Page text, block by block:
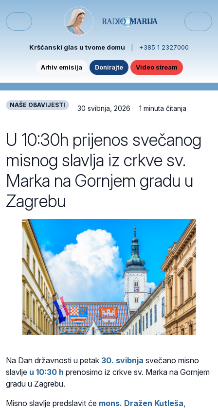
Menu
Kršćanski glas u tvome domu +385 1 2327000
Arhiv emisija Donirajte Video stream
NAŠE OBAVIJESTI 30 svibnja, 2026 1 minuta čitanja
U 10:30h prijenos svečanog
misnog slavlja iz crkve sv.
Marka na Gornjem gradu u
Zagrebu
Na Dan državnosti u petak 30. svibnja svečano misno
slavlje u 10:30 h prenosimo iz crkve sv. Marka na Gornjem
gradu u Zagrebu.
Misno slavlje predslavit će mons. Dražen Kutleša